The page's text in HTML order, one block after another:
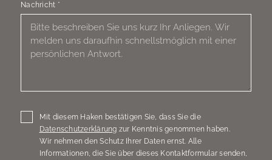
Nachricht *
Mit diesem Haken bestätigen Sie, dass Sie die
Datenschutzerklärung zur Kenntnis genommen haben.
Wir nehmen den Schutz Ihrer Daten ernst. Alle
Informationen, die Sie über dieses Kontaktformular senden,